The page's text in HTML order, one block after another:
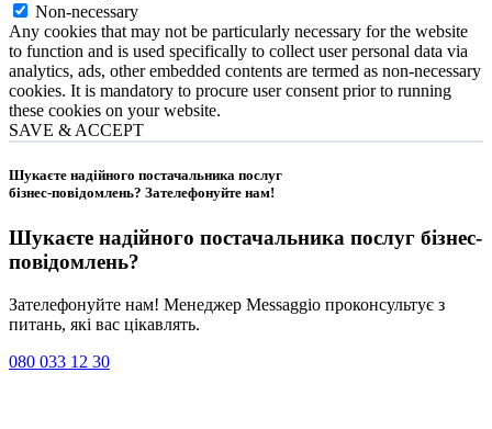
Non-necessary
Any cookies that may not be particularly necessary for the website
to function and is used specifically to collect user personal data via
analytics, ads, other embedded contents are termed as non-necessary
cookies. It is mandatory to procure user consent prior to running
these cookies on your website.
SAVE & ACCEPT
Шукаєте надійного постачальника послуг
бізнес-повідомлень? Зателефонуйте нам!
Шукаєте надійного постачальника послуг бізнес-
повідомлень?
Зателефонуйте нам! Менеджер Messaggio проконсультує з
питань, які вас цікавлять.
080 033 12 30